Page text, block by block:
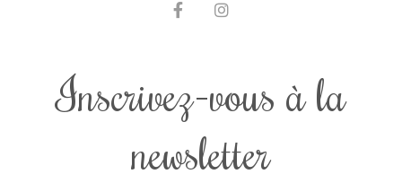
Inscrivez-vous à la
newsletter